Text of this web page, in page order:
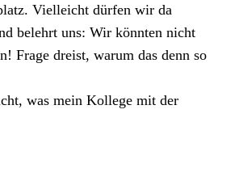
Vielleicht dürfen wir da
belehrt uns: Wir könnten nicht
Frage dreist, warum das denn so
was mein Kollege mit der